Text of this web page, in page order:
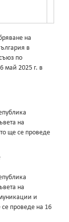
на
в
по
май 2025 г. в
на
ще се проведе
на
и
се проведе на 16